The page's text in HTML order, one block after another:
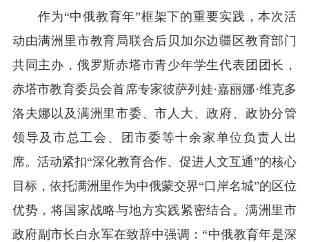
作为“中俄教育年”框架下的重要实践，本次活
动由满洲里市教育局联合后贝加尔边疆区教育部门
共同主办，俄罗斯赤塔市青少年学生代表团团长，
赤塔市教育委员会首席专家彼萨列娃·嘉丽娜·维克多
洛夫娜以及满洲里市委、市人大、政府、政协分管
领导及市总工会、团市委等十余家单位负责人出
席。活动紧扣“深化教育合作、促进人文互通”的核心
目标，依托满洲里作为中俄蒙交界“口岸名城”的区位
优势，将国家战略与地方实践紧密结合。满洲里市
政府副市长白永军在致辞中强调：“中俄教育年是深